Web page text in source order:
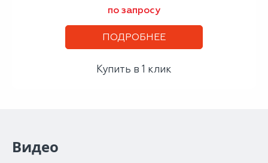
по запросу
ПОДРОБНЕЕ
Купить в 1 клик
Видео